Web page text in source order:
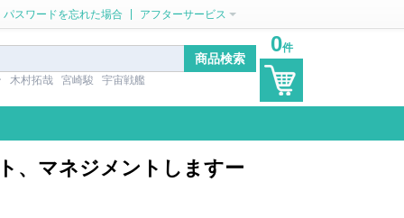
パスワードを忘れた場合 アフターサービス
木村拓哉 宮崎駿 宇宙戦艦
0件
、マネジメントしますー